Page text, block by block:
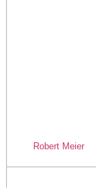
Robert Meier